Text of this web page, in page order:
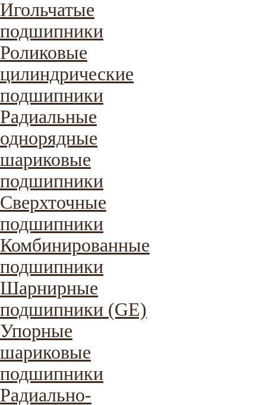
Игольчатые
подшипники
Роликовые
цилиндрические
подшипники
Радиальные
однорядные
шариковые
подшипники
Сверхточные
подшипники
Комбинированные
подшипники
Шарнирные
подшипники (GE)
Упорные
шариковые
подшипники
Радиально-